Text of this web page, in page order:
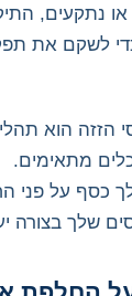
נתקעים,
לשקם את
הזזה הוא
מתאימים.
לך כסף על פני
שלך בצורה